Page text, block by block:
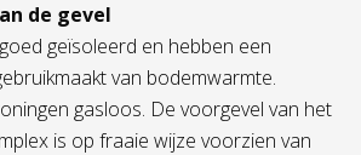
de gevel
geïsoleerd en hebben een
van bodemwarmte.
gasloos. De voorgevel van het
is op fraaie wijze voorzien van